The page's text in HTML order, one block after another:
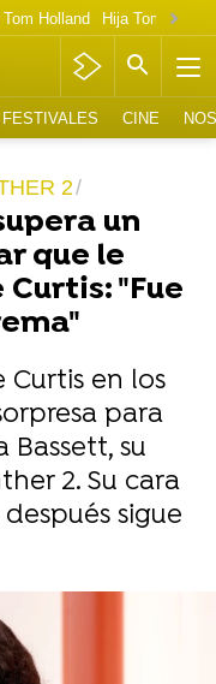
Holland Hija Tom
CINE
2
un
que le
"Fue
Curtis en los
para
Bassett, su
2. Su cara
sigue
quedan, la
de Paul Giamatti